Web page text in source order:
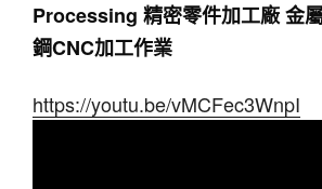
Processing 精密零件加工廠 金
鋼CNC加工作業
https://youtu.be/vMCFec3WnpI